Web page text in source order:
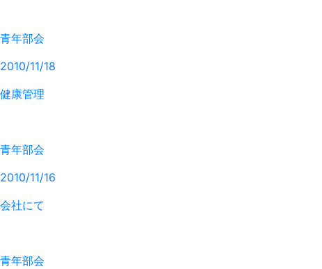
青年部会
2010/11/18
健康管理
青年部会
2010/11/16
会社にて
青年部会